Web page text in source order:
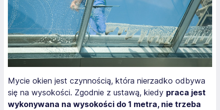
Mycie okien jest czynnością, która nierzadko odbywa
się na wysokości. Zgodnie z ustawą, kiedy praca jest
wykonywana na wysokości do 1 metra, nie trzeba